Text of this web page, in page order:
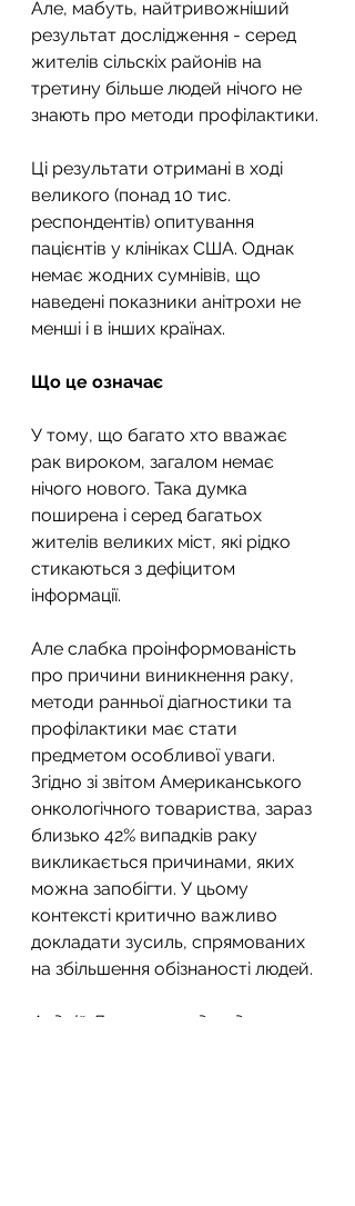
Але, мабуть, найтривожніший
результат дослідження - серед
жителів сільскіх районів на
третину більше людей нічого не
знають про методи профілактики.
Ці результати отримані в ході
великого (понад 10 тис.
респондентів) опитування
пацієнтів у клініках США. Однак
немає жодних сумнівів, що
наведені показники анітрохи не
менші і в інших країнах.
Що це означає
У тому, що багато хто вважає
рак вироком, загалом немає
нічого нового. Така думка
поширена і серед багатьох
жителів великих міст, які рідко
стикаються з дефіцитом
інформації.
Але слабка проінформованість
про причини виникнення раку,
методи ранньої діагностики та
профілактики має стати
предметом особливої ​​уваги.
Згідно зі звітом Американського
онкологічного товариства, зараз
близько 42% випадків раку
викликається причинами, яких
можна запобігти. У цьому
контексті критично важливо
докладати зусиль, спрямованих
на збільшення обізнаності людей.
Андрій Лукашенко, д.мед.н.